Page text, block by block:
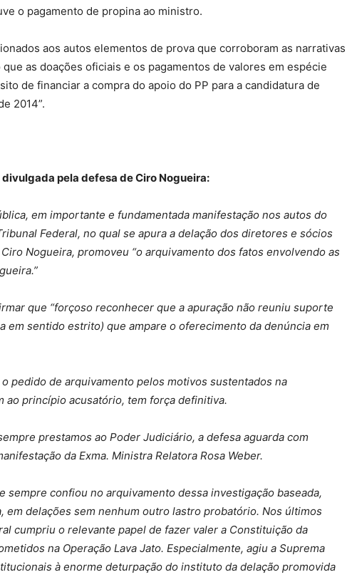
o pagamento de propina ao ministro.
aos autos elementos de prova que corroboram as narrativas
as doações oficiais e os pagamentos de valores em espécie
de financiar a compra do apoio do PP para a candidatura de
2014”.
pela defesa de Ciro Nogueira:
em importante e fundamentada manifestação nos autos do
Federal, no qual se apura a delação dos diretores e sócios
Nogueira, promoveu “o arquivamento dos fatos envolvendo as
que “forçoso reconhecer que a apuração não reuniu suporte
em sentido estrito) que ampare o oferecimento da denúncia em
pedido de arquivamento pelos motivos sustentados na
ao princípio acusatório, tem força definitiva.
prestamos ao Poder Judiciário, a defesa aguarda com
da Exma. Ministra Relatora Rosa Weber.
sempre confiou no arquivamento dessa investigação baseada,
em delações sem nenhum outro lastro probatório. Nos últimos
cumpriu o relevante papel de fazer valer a Constituição da
na Operação Lava Jato. Especialmente, agiu a Suprema
à enorme deturpação do instituto da delação promovida